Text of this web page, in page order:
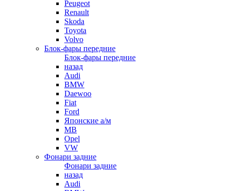
Peugeot
Renault
Skoda
Toyota
Volvo
Блок-фары передние
Блок-фары передние
назад
Audi
BMW
Daewoo
Fiat
Ford
Японские а/м
MB
Opel
VW
Фонари задние
Фонари задние
назад
Audi